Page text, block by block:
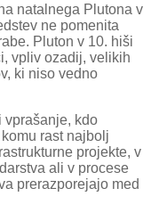
natalnega Plutona v
ne pomenita
Pluton v 10. hiši
vpliv ozadij, velikih
ki niso vedno
vprašanje, kdo
rast najbolj
projekte, v
ali v procese
prerazporejajo med